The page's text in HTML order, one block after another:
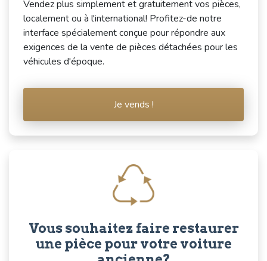
Vendez plus simplement et gratuitement vos pièces,
localement ou à l'international! Profitez-de notre
interface spécialement conçue pour répondre aux
exigences de la vente de pièces détachées pour les
véhicules d'époque.
Je vends !
Vous souhaitez faire restaurer
une pièce pour votre voiture